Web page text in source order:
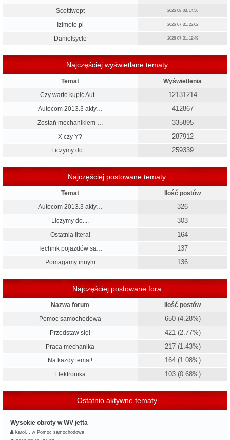
Scotttwept
2026-08-03, 14:56
Izimoto.pl 2026-07-31, 22:02
Danielsycle 2026-07-31, 19:49
Najczęściej wyświetlane tematy
Temat
Wyświetlenia
Czy warto kupić Aut…
12131214
Autocom 2013.3 akty… 412867
Zostań mechanikiem … 335895
X czy Y? 287912
Liczymy do.... 259339
Najczęściej postowane tematy
Temat
Ilość postów
Autocom 2013.3 akty…
326
Liczymy do.... 303
Ostatnia litera! 164
Technik pojazdów sa… 137
Pomagamy innym 136
Najczęściej postowane fora
Nazwa forum
Ilość postów
Pomoc samochodowa
650 (4.28%)
Przedstaw się! 421 (2.77%)
Praca mechanika 217 (1.43%)
Na każdy temat! 164 (1.08%)
Elektronika 103 (0.68%)
Ostatnio aktywne tematy
Wysokie obroty w WV jetta
Karol… w Pomoc samochodowa